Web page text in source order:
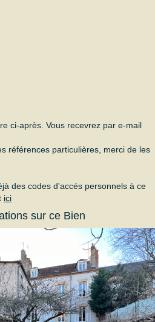
ci-après. Vous recevrez par e-mail
références particulières, merci de les
des codes d'accés personnels à ce
ici
sur ce Bien